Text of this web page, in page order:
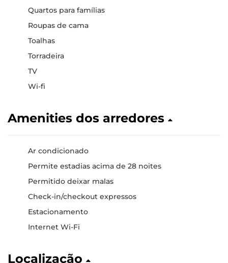
Quartos para famílias
Roupas de cama
Toalhas
Torradeira
TV
Wi-fi
Amenities dos arredores
Ar condicionado
Permite estadias acima de 28 noites
Permitido deixar malas
Check-in/checkout expressos
Estacionamento
Internet Wi-Fi
Localização